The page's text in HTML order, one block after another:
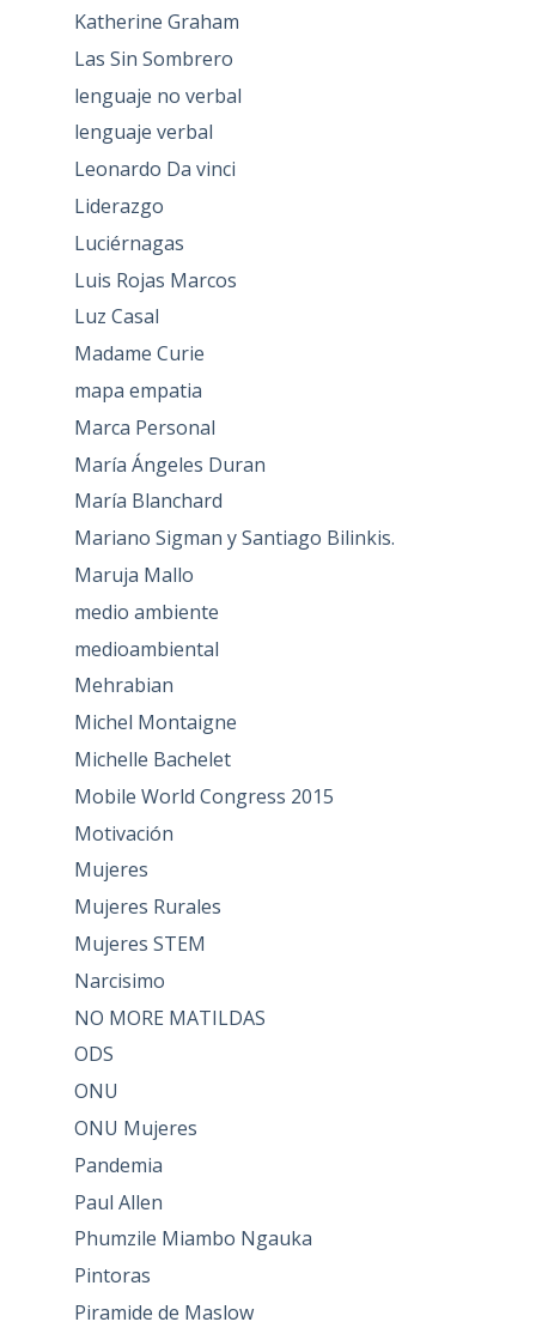
Katherine Graham
Las Sin Sombrero
lenguaje no verbal
lenguaje verbal
Leonardo Da vinci
Liderazgo
Luciérnagas
Luis Rojas Marcos
Luz Casal
Madame Curie
mapa empatia
Marca Personal
María Ángeles Duran
María Blanchard
Mariano Sigman y Santiago Bilinkis.
Maruja Mallo
medio ambiente
medioambiental
Mehrabian
Michel Montaigne
Michelle Bachelet
Mobile World Congress 2015
Motivación
Mujeres
Mujeres Rurales
Mujeres STEM
Narcisimo
NO MORE MATILDAS
ODS
ONU
ONU Mujeres
Pandemia
Paul Allen
Phumzile Miambo Ngauka
Pintoras
Piramide de Maslow